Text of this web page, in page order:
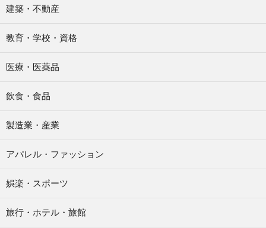
建築・不動産
教育・学校・資格
医療・医薬品
飲食・食品
製造業・産業
アパレル・ファッション
娯楽・スポーツ
旅行・ホテル・旅館